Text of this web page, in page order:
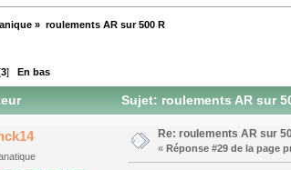
» roulements AR sur 500 R
[3] En bas
Sujet: roulements AR sur
Re: roulements AR sur
« Réponse #29 de la page